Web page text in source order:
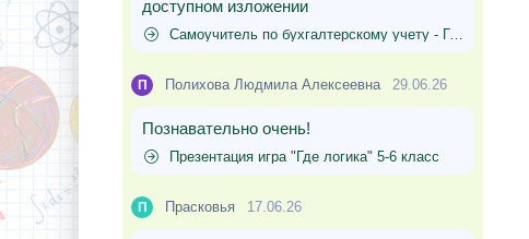
доступном изложении
Самоучитель по бухгалтерскому учету - Гусева Т.М., Шеина Т.Н.
П Полихова Людмила Алексеевна 29.06.26
Познавательно очень!
Презентация игра "Где логика" 5-6 класс
П Прасковья 17.06.26